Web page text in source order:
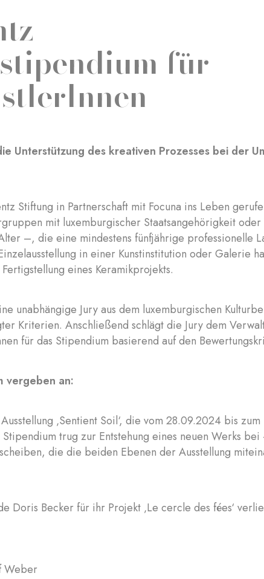
für
Unterstützung des kreativen Prozesses bei der
Stiftung in Partnerschaft mit Focuna ins Leben
mit luxemburgischer Staatsangehörigkeit
–, die eine mindestens fünfjährige professionelle
in einer Kunstinstitution oder Galerie
eines Keramikprojekts.
unabhängige Jury aus dem luxemburgischen
Kriterien. Anschließend schlägt die Jury dem
für das Stipendium basierend auf den
vergeben an:
‚Sentient Soil‘, die vom 28.09.2024 bis
Stipendium trug zur Entstehung eines neuen Werks bei
die die beiden Ebenen der Ausstellung
Doris Becker für ihr Projekt ‚Le cercle des fées‘
Weber